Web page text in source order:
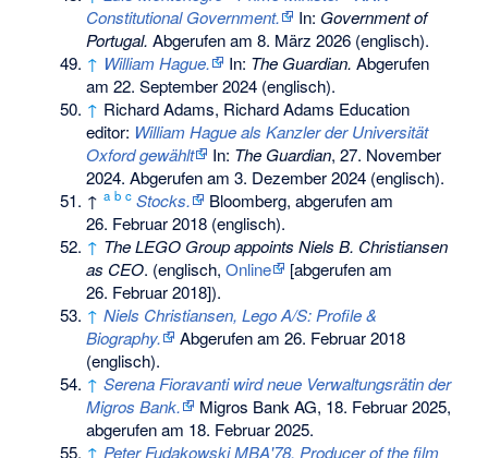
Constitutional Government.
In: Government of
Portugal. Abgerufen am 8. März 2026 (englisch).
↑ William Hague. In: The Guardian. Abgerufen
am 22. September 2024 (englisch).
↑ Richard Adams, Richard Adams Education
editor: William Hague als Kanzler der Universität
Oxford gewählt
In: The Guardian, 27. November
2024. Abgerufen am 3. Dezember 2024 (englisch).
↑a b c Stocks. Bloomberg, abgerufen am
26. Februar 2018 (englisch).
↑ The LEGO Group appoints Niels B. Christiansen
as CEO. (englisch,Online
[abgerufen am
26. Februar 2018]).
↑ Niels Christiansen, Lego A/S: Profile &
Biography.
Abgerufen am 26. Februar 2018
(englisch).
↑ Serena Fioravanti wird neue Verwaltungsrätin der
Migros Bank.
Migros Bank AG, 18. Februar 2025,
abgerufen am 18. Februar 2025.
↑ Peter Fudakowski MBA'78, Producer of the film